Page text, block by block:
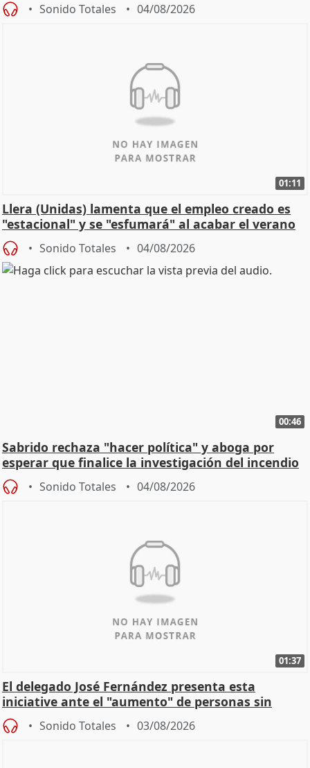
Sonido Totales 04/08/2026
01:11
Llera (Unidas) lamenta que el empleo creado es
"estacional" y se "esfumará" al acabar el verano
Sonido Totales 04/08/2026
00:46
Sabrido rechaza "hacer política" y aboga por
esperar que finalice la investigación del incendio
Sonido Totales 04/08/2026
01:37
El delegado José Fernández presenta esta
iniciative ante el "aumento" de personas sin
hogar en Madri
Sonido Totales 03/08/2026